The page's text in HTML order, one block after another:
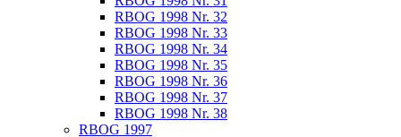
RBOG 1998 Nr. 32
RBOG 1998 Nr. 33
RBOG 1998 Nr. 34
RBOG 1998 Nr. 35
RBOG 1998 Nr. 36
RBOG 1998 Nr. 37
RBOG 1998 Nr. 38
RBOG 1997